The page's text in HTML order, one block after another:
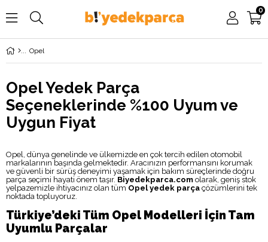
0
Opel
Opel Yedek Parça
Seçeneklerinde %100 Uyum ve
Uygun Fiyat
Opel, dünya genelinde ve ülkemizde en çok tercih edilen otomobil
markalarının başında gelmektedir. Aracınızın performansını korumak
ve güvenli bir sürüş deneyimi yaşamak için bakım süreçlerinde doğru
parça seçimi hayati önem taşır. Biyedekparca.com olarak, geniş stok
yelpazemizle ihtiyacınız olan tüm Opel yedek parça çözümlerini tek
noktada topluyoruz.
Türkiye’deki Tüm Opel Modelleri İçin Tam
Uyumlu Parçalar